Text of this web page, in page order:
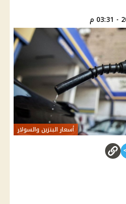
أسعار البنزين والسولار